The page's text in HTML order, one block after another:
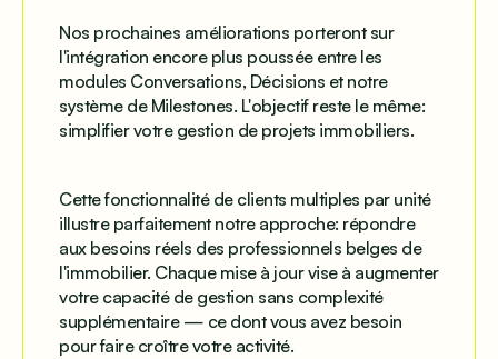
Nos prochaines améliorations porteront sur
l'intégration encore plus poussée entre les
modules Conversations, Décisions et notre
système de Milestones. L'objectif reste le même:
simplifier votre gestion de projets immobiliers.
Cette fonctionnalité de clients multiples par unité
illustre parfaitement notre approche: répondre
aux besoins réels des professionnels belges de
l'immobilier. Chaque mise à jour vise à augmenter
votre capacité de gestion sans complexité
supplémentaire — ce dont vous avez besoin
pour faire croître votre activité.